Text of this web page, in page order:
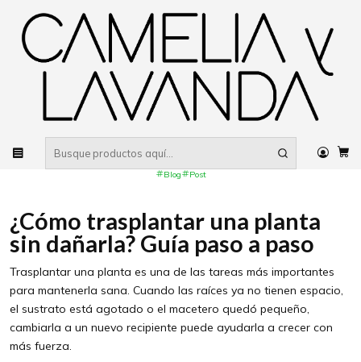
Inicio
¿Cómo trasplantar una planta sin dañarla? Guía paso a paso
PUBLICADO EL 1/7/2026
¿Cómo trasplantar una planta sin
dañarla? Guía paso a paso
Blog Post
¿Cómo trasplantar una planta
sin dañarla? Guía paso a paso
Trasplantar una planta es una de las tareas más importantes
para mantenerla sana. Cuando las raíces ya no tienen espacio,
el sustrato está agotado o el macetero quedó pequeño,
cambiarla a un nuevo recipiente puede ayudarla a crecer con
más fuerza.